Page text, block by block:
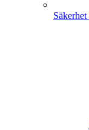
Säkerhet